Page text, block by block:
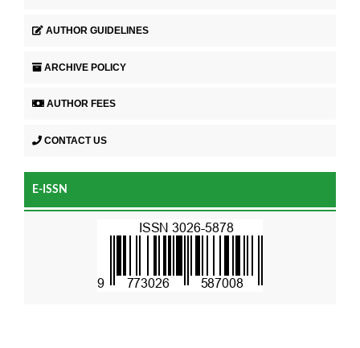
AUTHOR GUIDELINES
ARCHIVE POLICY
AUTHOR FEES
CONTACT US
E-ISSN